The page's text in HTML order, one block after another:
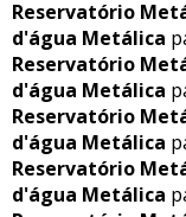
Reservatório
d'água Metálica
Reservatório
d'água Metálica
Reservatório
d'água Metálica
Reservatório
d'água Metálica